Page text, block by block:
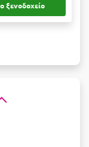
ξενοδοχείο